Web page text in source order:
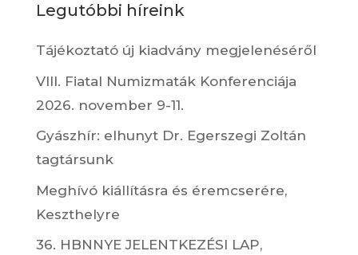
Legutóbbi híreink
Tájékoztató új kiadvány megjelenéséről
VIII. Fiatal Numizmaták Konferenciája
2026. november 9-11.
Gyászhír: elhunyt Dr. Egerszegi Zoltán
tagtársunk
Meghívó kiállításra és éremcserére,
Keszthelyre
36. HBNNYE JELENTKEZÉSI LAP,